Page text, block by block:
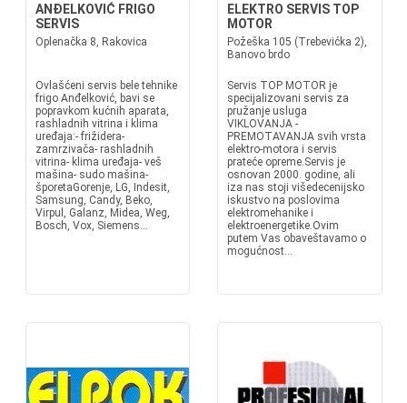
ANĐELKOVIĆ FRIGO
SERVIS
Oplenačka 8, Rakovica
Ovlašćeni servis bele tehnike
frigo Anđelković, bavi se
popravkom kućnih aparata,
rashladnih vitrina i klima
uređaja:- frižidera-
zamrzivača- rashladnih
vitrina- klima uređaja- veš
mašina- sudo mašina-
šporetaGorenje, LG, Indesit,
Samsung, Candy, Beko,
Virpul, Galanz, Midea, Weg,
Bosch, Vox, Siemens...
ELEKTRO SERVIS TOP
MOTOR
Požeška 105 (Trebevićka 2),
Banovo brdo
Servis TOP MOTOR je
specijalizovani servis za
pružanje usluga
VIKLOVANJA -
PREMOTAVANJA svih vrsta
elektro-motora i servis
prateće opreme.Servis je
osnovan 2000. godine, ali
iza nas stoji višedecenijsko
iskustvo na poslovima
elektromehanike i
elektroenergetike.Ovim
putem Vas obaveštavamo o
mogućnost...